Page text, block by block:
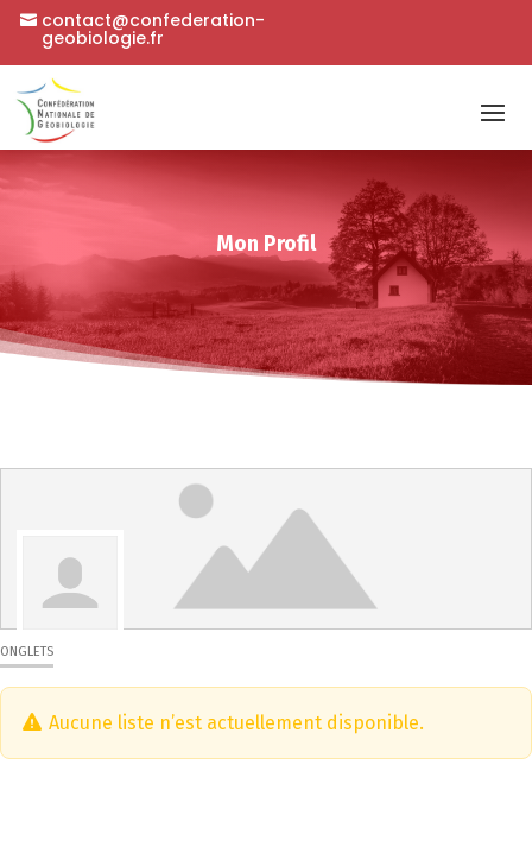
contact@confederation-
geobiologie.fr
Mon Profil
ONGLETS
Aucune liste n’est actuellement disponible.